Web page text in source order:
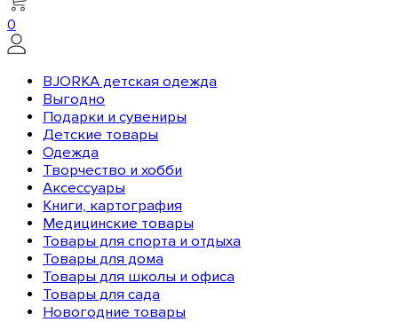
0
BJORKA детская одежда
Выгодно
Подарки и сувениры
Детские товары
Одежда
Творчество и хобби
Аксессуары
Книги, картография
Медицинские товары
Товары для спорта и отдыха
Товары для дома
Товары для школы и офиса
Товары для сада
Новогодние товары